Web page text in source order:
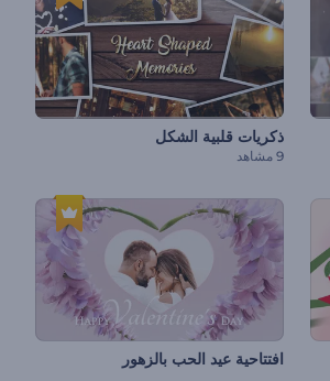
ذكريات قلبية الشكل
9 مشاهد
افتتاحية عيد الحب بالزهور